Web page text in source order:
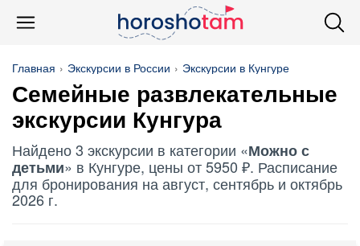
Главная Экскурсии в России Экскурсии в Кунгуре
Семейные развлекательные
экскурсии Кунгура
Найдено 3 экскурсии в категории «Можно с
детьми» в Кунгуре, цены от 5950 ₽. Расписание
для бронирования на август, сентябрь и октябрь
2026 г.